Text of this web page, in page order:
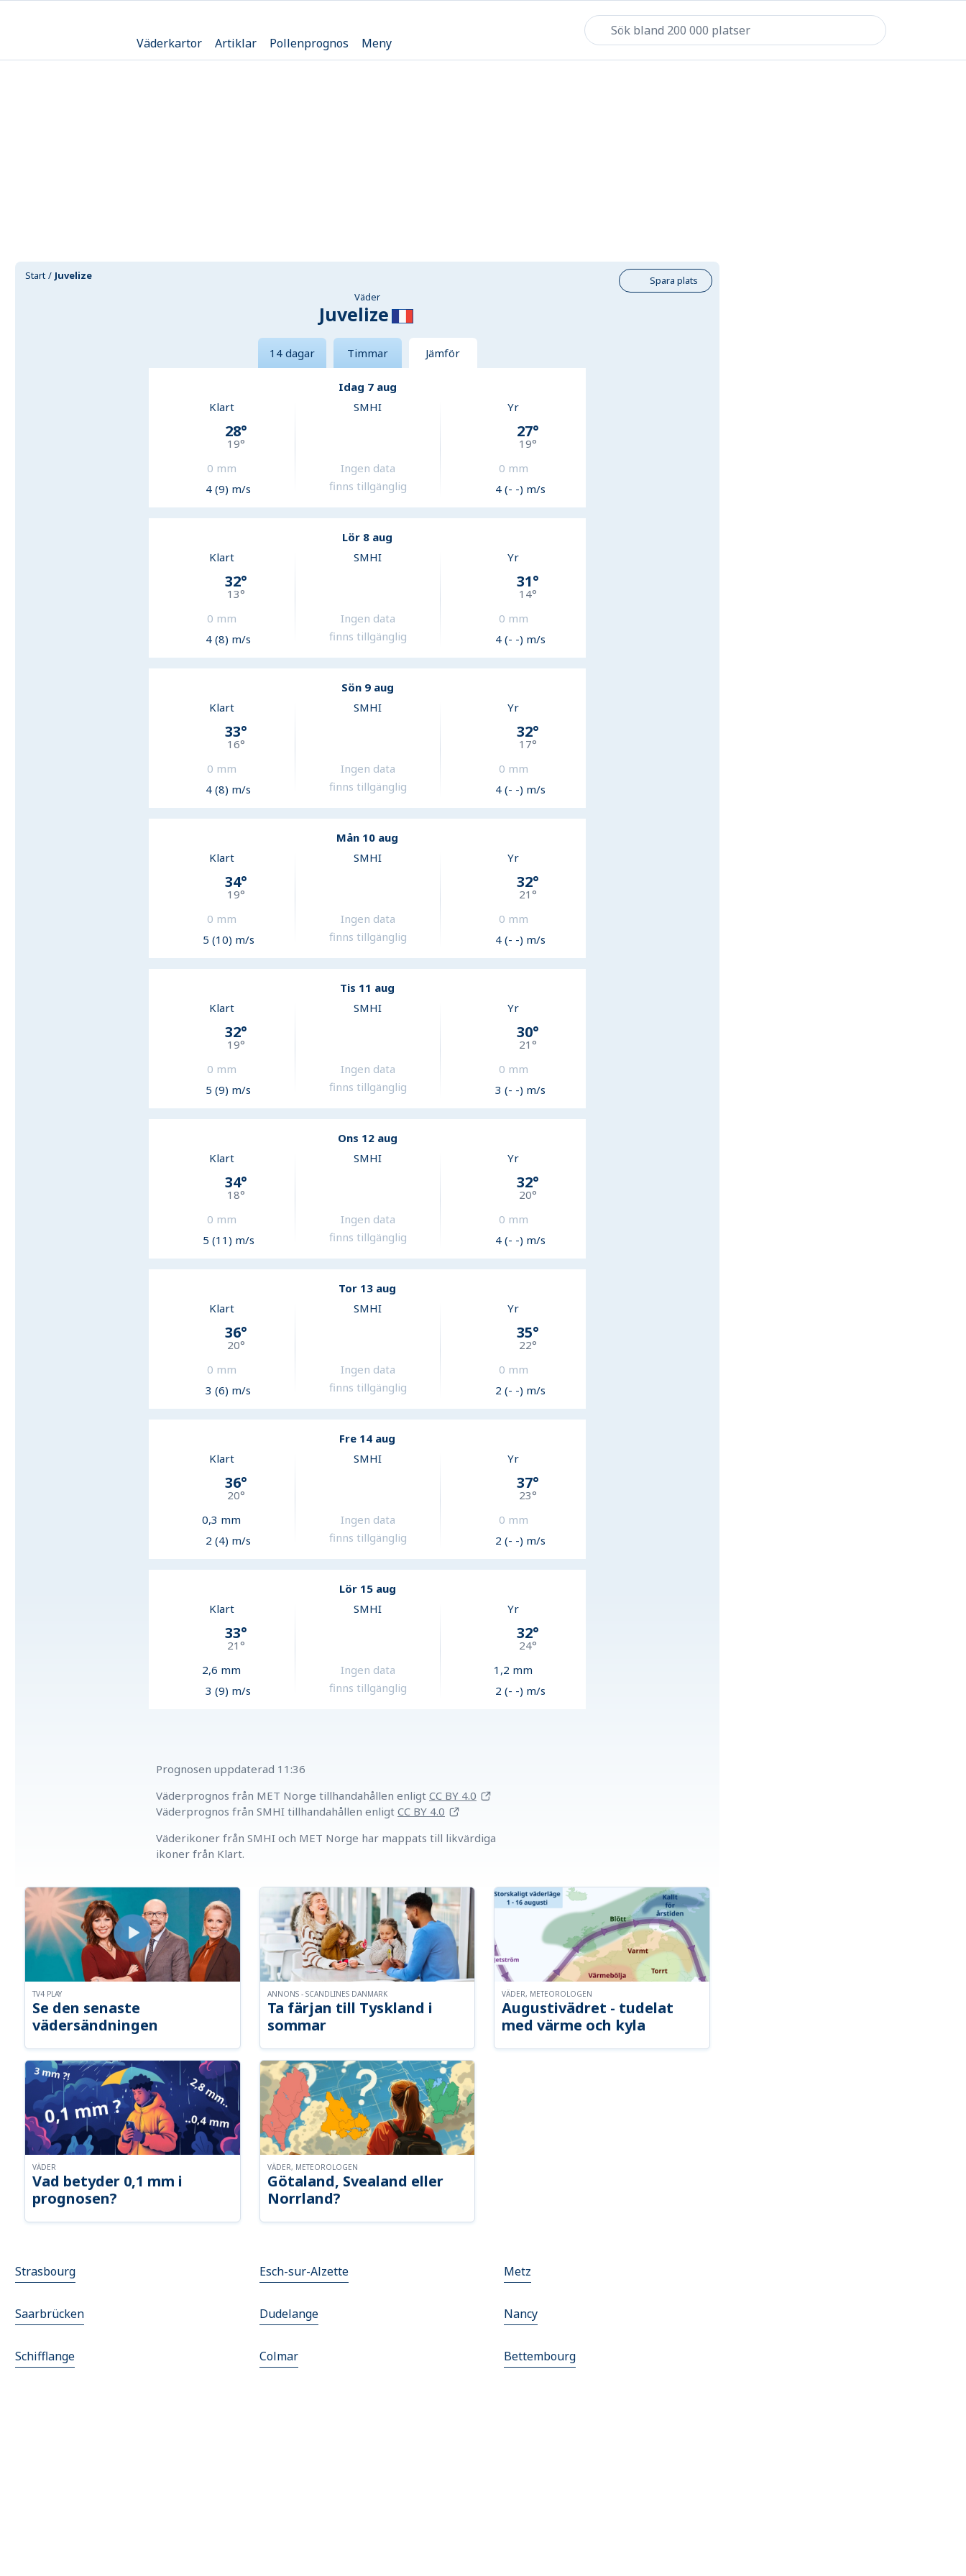
Väderkartor Artiklar Pollenprognos Meny
Start Juvelize
Spara plats
Väder
Juvelize
14 dagar Timmar Jämför
Idag 7 aug
Klart
28°
19°
0 mm
4 (9) m/s
SMHI
Ingen data
finns tillgänglig
Yr
27°
19°
0 mm
4 (- -) m/s
Lör 8 aug
Klart
32°
13°
0 mm
4 (8) m/s
SMHI
Ingen data
finns tillgänglig
Yr
31°
14°
0 mm
4 (- -) m/s
Sön 9 aug
Klart
33°
16°
0 mm
4 (8) m/s
SMHI
Ingen data
finns tillgänglig
Yr
32°
17°
0 mm
4 (- -) m/s
Mån 10 aug
Klart
34°
19°
0 mm
5 (10) m/s
SMHI
Ingen data
finns tillgänglig
Yr
32°
21 °
0 mm
4 (- -) m/s
Tis 11 aug
Klart
32°
19°
0 mm
5 (9) m/s
SMHI
Ingen data
finns tillgänglig
Yr
30°
21 °
0 mm
3 (- -) m/s
Ons 12 aug
Klart
34°
18°
0 mm
5 (11) m/s
SMHI
Ingen data
finns tillgänglig
Yr
32°
20°
0 mm
4 (- -) m/s
Tor 13 aug
Klart
36°
20°
0 mm
3 (6) m/s
SMHI
Ingen data
finns tillgänglig
Yr
35°
22°
0 mm
2 (- -) m/s
Fre 14 aug
Klart
36°
20°
0,3 mm
2 (4) m/s
SMHI
Ingen data
finns tillgänglig
Yr
37°
23°
0 mm
2 (- -) m/s
Lör 15 aug
Klart
33°
21 °
2,6 mm
3 (9) m/s
SMHI
Ingen data
finns tillgänglig
Yr
32°
24°
1,2 mm
2 (- -) m/s
Prognosen uppdaterad 11:36
Väderprognos från MET Norge tillhandahållen enligt CC BY 4.0
Väderprognos från SMHI tillhandahållen enligt CC BY 4.0
Väderikoner från SMHI och MET Norge har mappats till likvärdiga
ikoner från Klart.
Se den senaste
vädersändningen
TV4 PLAY
Ta färjan till Tyskland i
sommar
ANNONS - SCANDLINES DANMARK
Augustivädret - tudelat
med värme och kyla
VÄDER, METEOROLOGEN
Vad betyder 0,1 mm i
prognosen?
VÄDER
Götaland, Svealand eller
Norrland?
VÄDER, METEOROLOGEN
Strasbourg Esch-sur-Alzette Metz
Saarbrücken Dudelange Nancy
Schifflange Colmar Bettembourg